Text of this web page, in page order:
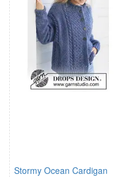
Stormy Ocean Cardigan